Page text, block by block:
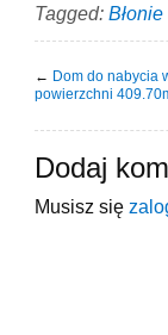
Tagged:
← Dom do nabycia
powierzchni
Dodaj
Musisz się